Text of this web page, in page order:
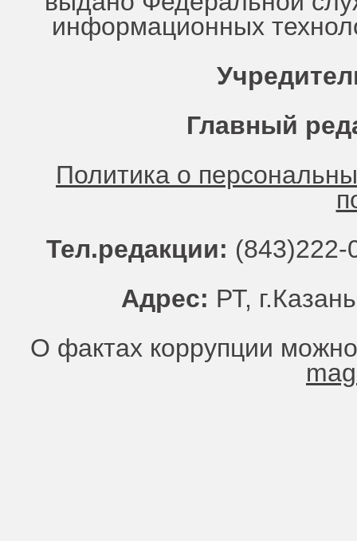
информационных
Главный
Политика о
Тел.редакции:
Адрес: РТ,
О фактах коррупции